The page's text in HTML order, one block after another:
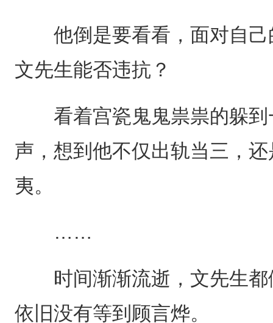
他倒是要看看，面对自己
文先生能否违抗？
看着宫瓷鬼鬼祟祟的躲到
声，想到他不仅出轨当三，
夷。
……
时间渐渐流逝，文先生都
依旧没有等到顾言烨。